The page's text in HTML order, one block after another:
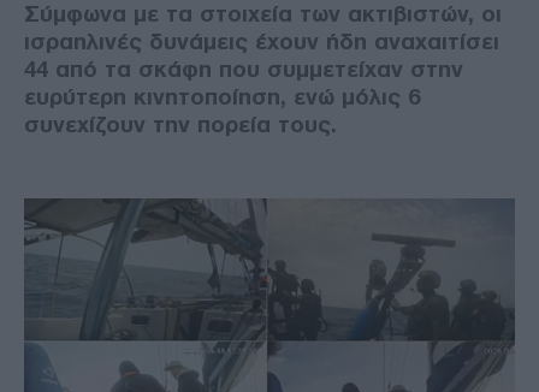
Σύμφωνα με τα στοιχεία των ακτιβιστών, οι
ισραηλινές δυνάμεις έχουν ήδη αναχαιτίσει
44 από τα σκάφη που συμμετείχαν στην
ευρύτερη κινητοποίηση, ενώ μόλις 6
συνεχίζουν την πορεία τους.